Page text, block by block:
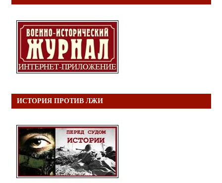
ИСТОРИЯ ПРОТИВ ЛЖИ